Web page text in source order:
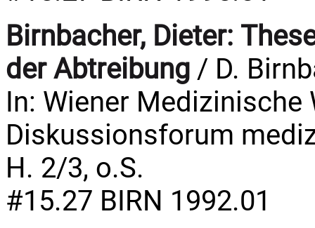
Birnbacher, Dieter:
der Abtreibung / D.
In: Wiener
Diskussionsforum
H. 2/3, o.S.
#15.27 BIRN 1992.01